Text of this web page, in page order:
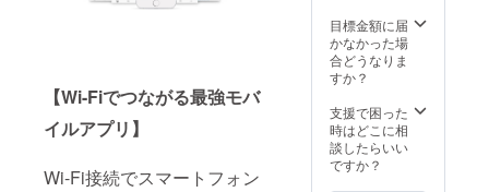
【Wi-Fiでつながる最強モバ
イルアプリ】
Wi-Fi接続でスマートフォン
目標金額に届
かなかった場
合どうなりま
すか？
支援で困った
時はどこに相
談したらいい
ですか？